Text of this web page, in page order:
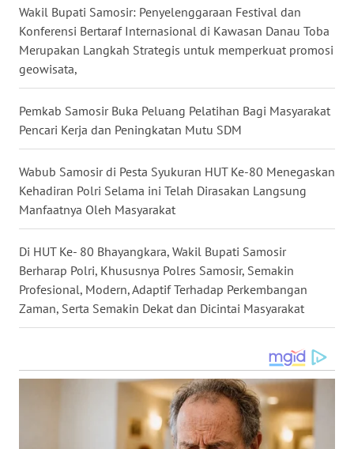
Wakil Bupati Samosir: Penyelenggaraan Festival dan
Konferensi Bertaraf Internasional di Kawasan Danau Toba
Merupakan Langkah Strategis untuk memperkuat promosi
geowisata,
Pemkab Samosir Buka Peluang Pelatihan Bagi Masyarakat
Pencari Kerja dan Peningkatan Mutu SDM
Wabub Samosir di Pesta Syukuran HUT Ke-80 Menegaskan
Kehadiran Polri Selama ini Telah Dirasakan Langsung
Manfaatnya Oleh Masyarakat
Di HUT Ke- 80 Bhayangkara, Wakil Bupati Samosir
Berharap Polri, Khususnya Polres Samosir, Semakin
Profesional, Modern, Adaptif Terhadap Perkembangan
Zaman, Serta Semakin Dekat dan Dicintai Masyarakat
WN
TAPANULI
UTARA
WN
SAMOSIR
WN
PADANG
LAWAS
SUMEDANG
WN
CIANJUR
KEPULAUAN